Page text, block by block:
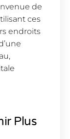
de
ces
endroits
Plus